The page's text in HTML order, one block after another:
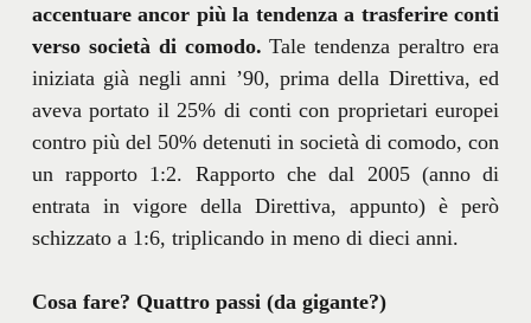
accentuare ancor più la tendenza a trasferire conti
verso società di comodo. Tale tendenza peraltro era
iniziata già negli anni ’90, prima della Direttiva, ed
aveva portato il 25% di conti con proprietari europei
contro più del 50% detenuti in società di comodo, con
un rapporto 1:2. Rapporto che dal 2005 (anno di
entrata in vigore della Direttiva, appunto) è però
schizzato a 1:6, triplicando in meno di dieci anni.
Cosa fare? Quattro passi (da gigante?)